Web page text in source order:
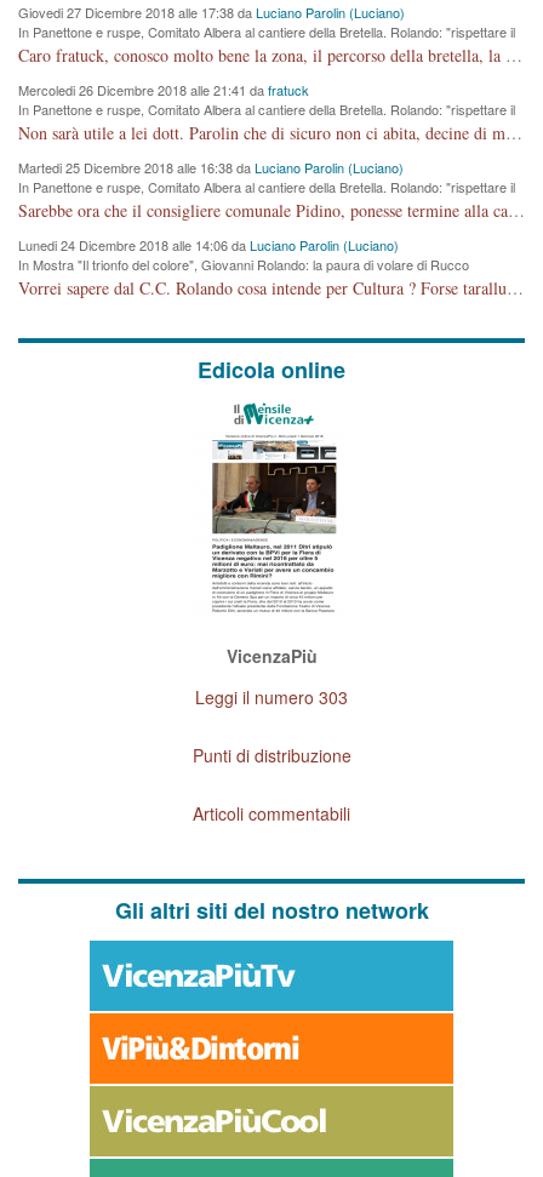
Giovedi 27 Dicembre 2018 alle 17:38 daLuciano Parolin (Luciano)
In Panettone e ruspe, Comitato Albera al cantiere della Bretella. Rolando: "rispettare il
cronoprogramma"
Caro fratuck, conosco molto bene la zona, il percorso della bretella, la situazione dei cittadini, abito in Viale Trento. A partire dal 2003 ho partecipato al Comitato di Maddalene pro bretella, e a riunioni propositive per apportare modifiche al progetto. Numerose mie foto del territorio sono arrivate a Roma, altri miei interventi (non graditi dalla Sx) sono stati pubblicati dal GdV, assieme ad altri come Ciro Asproso, ora favorevole alla bretella. Ho partecipato alla raccolta firme per la chiusura della strada x 5 giorni eseguita dal Sindaco Hullwech per sforamento 180 Micro/g. Pertanto come impegno per la tematica sono apposto con la coscienza. Ora il Progetto è partito, fine! Voglio dire che la nuova Giunta "comunale" non c'entra più. L'opera sarà "malauguratamente" eseguita, ma non con il mio placet. Il Consigliere Comunale dovrebbe capire che la campagna elettorale è finita, con buona pace di tutti. Quello che invece dovrebbe interessare è la proprietà della strada, dall'uscita autostradale Ovest, sino alla Rotatoria dell'Albara, vi sono tre possessori: Autostrade SpA; La Provincia, il Comune. Come la mettiamo per il futuro ? I costi, da 50 sono saliti a 100 milioni di € come dire 20 milioni a KM (!) da non credere. Comunque si farà. Ma nessuno canti Vittoria, anzi meglio non farne un ulteriore fatto "partitico" per questioni elettorali o di seggio. Se mi manda la sua mail, sono disponibile ad inviare i documenti e le foto sopra descritte. Con ossequi, Luciano Parolin
Mercoledi 26 Dicembre 2018 alle 21:41 dafratuck
In Panettone e ruspe, Comitato Albera al cantiere della Bretella. Rolando: "rispettare il
cronoprogramma"
Non sarà utile a lei dott. Parolin che di sicuro non ci abita, decine di migliaia di TIR, automobili e padroncini che passano quotidianamente per una strada appena rotabile, non è più possibile stendere i panni, attraversare la strada senza rischiare la morte, le case stanno crepando, i tempi sono cambiati e la bretella non passerà assolutamente per maddalene (ma cosa sta a dire?!), dia invece responsabilità a chi ha costruito tagliando la strada che doveva invece terminare a isola vicentina e non al moracchino lasciando Motta di Costabissara ancora in panne di traffico. I tempi sono cambiati dottore e se l'anagrafe della vita stagna nell'essere umano impressioni conservatrici, la società non le considera perchè va avanti, si industrializza e ha bisogno di infrastrutture e di sviluppo. Ultima considerazione, se è geloso di Rolando perchè vede in lui solo campagne politiche mentre si difendono i SOLI diritti dei cittadini, la preghiamo faccia considerazioni più appropriate. Saluti e complimenti per i suoi scritti.
Martedi 25 Dicembre 2018 alle 16:38 daLuciano Parolin (Luciano)
In Panettone e ruspe, Comitato Albera al cantiere della Bretella. Rolando: "rispettare il
cronoprogramma"
Sarebbe ora che il consigliere comunale Pidino, ponesse termine alla campagna elettorale nel territorio del suo seggio Villaggio del Sole. La tiraca è iniziata, distruggerà 6 km di prateria ovest della città, ricca di fonti e sorgenti d'acqua. I cittadini di Maddalene non avranno più Pace la notte. Molta colpa per la costruzione di questa Strada è proprio del signor Rolando,dei suoi gazebo mobili e che vuol far passare questa opera VANDALICA come progetto "utile" a chi ? Non è cosa seria sig. Rolando!
Lunedi 24 Dicembre 2018 alle 14:06 daLuciano Parolin (Luciano)
In Mostra "Il trionfo del colore", Giovanni Rolando: la paura di volare di Rucco
Vorrei sapere dal C.C. Rolando cosa intende per Cultura ? Forse tarallucci, vino e sagre, o spaghetti tricolori del PD ? Il continuo (s)parlare della mostra a Palazzo Chiericati caro consigliere DANNEGGIA FORTEMENTE l'immagine della città TUTTA e fa deviare i consensi che in RUSSIA (badi bene ex U.R.S.S.) sono ECCELLENTI. A livello artistico l'evento è di alta Valenza culturale, COMPITO di Tutta la Cittadinanza fare il possibile per propagandare l'iniziativa senza farne UN CASO PARTITICO come fa Lei da sempre. Meno Gazebo + Partecipazione! E così sia. Amen.
Edicola online
VicenzaPiù
Leggi il numero 303
Punti di distribuzione
Articoli commentabili
Gli altri siti del nostro network